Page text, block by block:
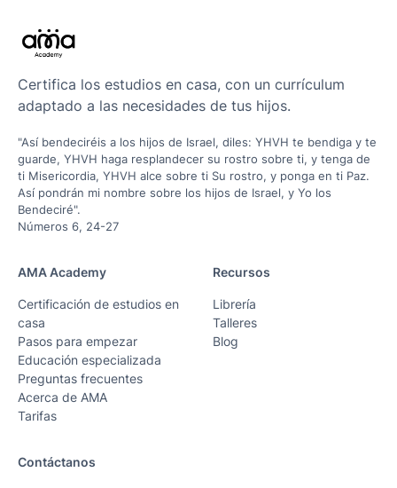
Certifica los estudios en casa, con un currículum
adaptado a las necesidades de tus hijos.
"Así bendeciréis a los hijos de Israel, diles: YHVH te bendiga y te
guarde, YHVH haga resplandecer su rostro sobre ti, y tenga de
ti Misericordia, YHVH alce sobre ti Su rostro, y ponga en ti Paz.
Así pondrán mi nombre sobre los hijos de Israel, y Yo los
Bendeciré".
Números 6, 24-27
AMA Academy
Certificación de estudios en
casa
Pasos para empezar
Educación especializada
Preguntas frecuentes
Acerca de AMA
Tarifas
Recursos
Librería
Talleres
Blog
Contáctanos